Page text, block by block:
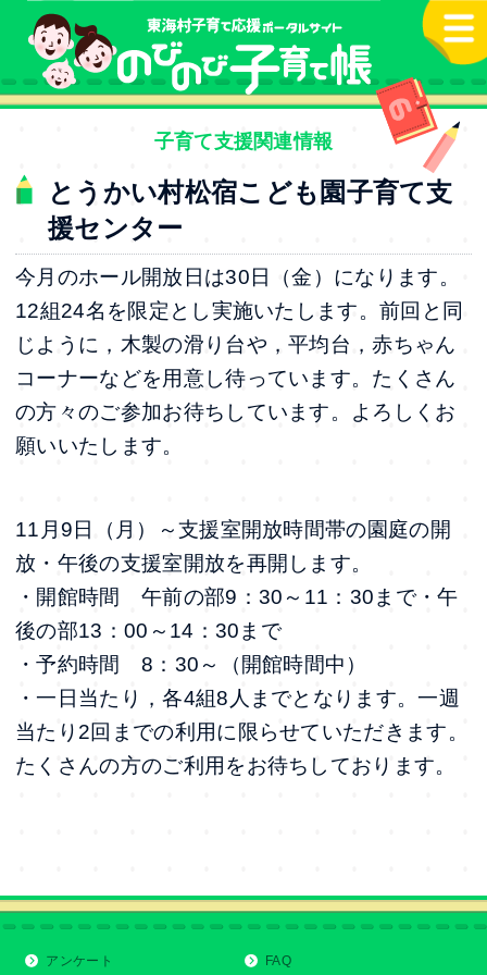
本文へ
子育て支援関連情報
とうかい村松宿こども園子育て支
援センター
今月のホール開放日は30日（金）になります。
12組24名を限定とし実施いたします。前回と同
じように，木製の滑り台や，平均台，赤ちゃん
コーナーなどを用意し待っています。たくさん
の方々のご参加お待ちしています。よろしくお
願いいたします。
11月9日（月）～支援室開放時間帯の園庭の開
放・午後の支援室開放を再開します。
・開館時間 午前の部9：30～11：30まで・午
後の部13：00～14：30まで
・予約時間 8：30～（開館時間中）
・一日当たり，各4組8人までとなります。一週
当たり2回までの利用に限らせていただきます。
たくさんの方のご利用をお待ちしております。
アンケート FAQ